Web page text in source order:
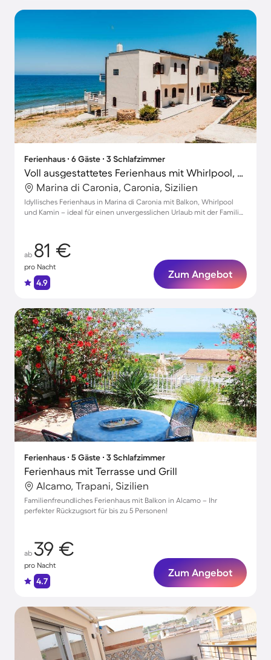
Ferienhaus ∙ 6 Gäste ∙ 3 Schlafzimmer
Voll ausgestattetes Ferienhaus mit Whirlpool, Grill und Terrasse | Stadtblick | Haustiere sind willkommen
Marina di Caronia, Caronia, Sizilien
Idyllisches Ferienhaus in Marina di Caronia mit Balkon, Whirlpool
und Kamin – ideal für einen unvergesslichen Urlaub mit der Familie
ab 81 €
pro Nacht
4.9
Zum Angebot
Ferienhaus ∙ 5 Gäste ∙ 3 Schlafzimmer
Ferienhaus mit Terrasse und Grill
Alcamo, Trapani, Sizilien
Familienfreundliches Ferienhaus mit Balkon in Alcamo – Ihr
perfekter Rückzugsort für bis zu 5 Personen!
ab 39 €
pro Nacht
4.7
Zum Angebot